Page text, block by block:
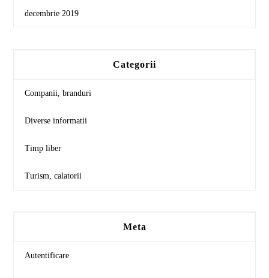
decembrie 2019
Categorii
Companii, branduri
Diverse informatii
Timp liber
Turism, calatorii
Meta
Autentificare